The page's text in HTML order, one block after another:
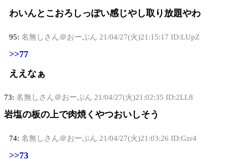
わいんとこおろしっぽい感じやし取り放題やわ
95: 名無しさん＠おーぷん 21/04/27(火)21:15:17 ID:LUpZ
>>77
ええなぁ
73: 名無しさん＠おーぷん 21/04/27(火)21:02:35 ID:2LL8
岩塩の板の上で肉焼くやつおいしそう
74: 名無しさん＠おーぷん 21/04/27(火)21:03:26 ID:Gzr4
>>73